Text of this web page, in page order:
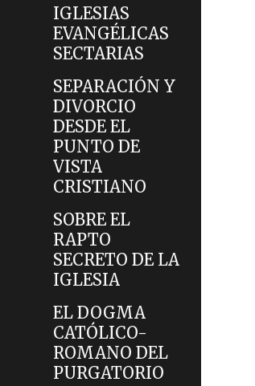
IGLESIAS
EVANGÉLICAS
SECTARIAS
SEPARACIÓN Y
DIVORCIO
DESDE EL
PUNTO DE
VISTA
CRISTIANO
SOBRE EL
RAPTO
SECRETO DE LA
IGLESIA
EL DOGMA
CATÓLICO-
ROMANO DEL
PURGATORIO